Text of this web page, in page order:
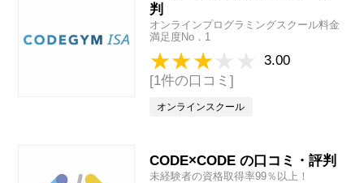
判
オンラインプログラミングスクール料金
満足度No．1
3.00
[1件の口コミ]
オンラインスクール
CODE×CODE の口コミ・評判
未経験者の資格取得率99％以上！